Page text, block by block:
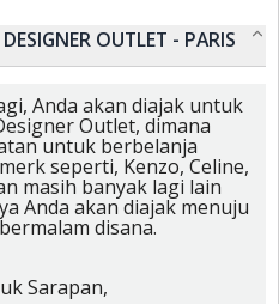
OUTLET - PARIS
Anda akan diajak untuk
Outlet, dimana
untuk berbelanja
seperti, Kenzo, Celine,
masih banyak lagi lain
Anda akan diajak menuju
disana.
Sarapan,